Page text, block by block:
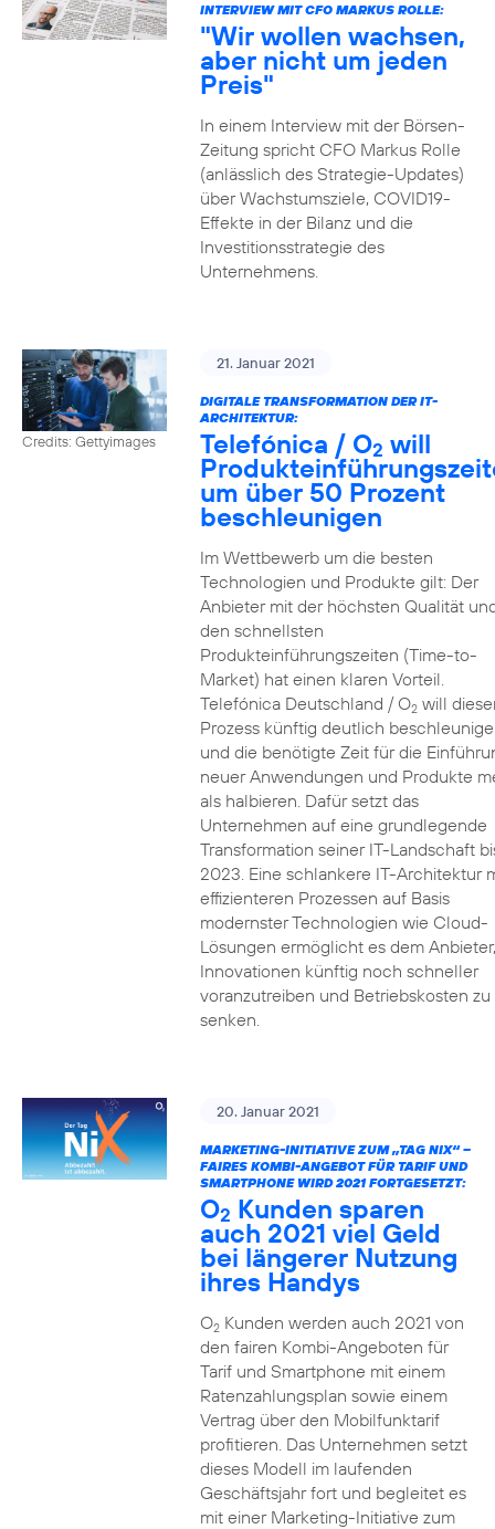
INTERVIEW MIT CFO MARKUS ROLLE:
"Wir wollen wachsen,
aber nicht um jeden
Preis"
In einem Interview mit der Börsen-
Zeitung spricht CFO Markus Rolle
(anlässlich des Strategie-Updates)
über Wachstumsziele, COVID19-
Effekte in der Bilanz und die
Investitionsstrategie des
Unternehmens.
Credits: Gettyimages
21. Januar 2021
DIGITALE TRANSFORMATION DER IT-
ARCHITEKTUR:
Telefónica / O2 will
um über 50 Prozent
beschleunigen
Im Wettbewerb um die besten
Technologien und Produkte gilt: Der
Anbieter mit der höchsten Qualität
den schnellsten
Produkteinführungszeiten (Time-to-
Market) hat einen klaren Vorteil.
Telefónica Deutschland / O2will
Prozess künftig deutlich
und die benötigte Zeit für die
neuer Anwendungen und Produkte
als halbieren. Dafür setzt das
Unternehmen auf eine grundlegende
Transformation seiner IT-Landschaft
2023. Eine schlankere IT-Architektur
effizienteren Prozessen auf Basis
modernster Technologien wie Cloud-
Lösungen ermöglicht es dem Anbieter,
Innovationen künftig noch schneller
voranzutreiben und Betriebskosten zu
senken.
20. Januar 2021
MARKETING-INITIATIVE ZUM „TAG NIX“ –
FAIRES KOMBI-ANGEBOT FÜR TARIF UND
SMARTPHONE WIRD 2021 FORTGESETZT:
O2 Kunden sparen
auch 2021 viel Geld
bei längerer Nutzung
ihres Handys
O2Kunden werden auch 2021 von
den fairen Kombi-Angeboten für
Tarif und Smartphone mit einem
Ratenzahlungsplan sowie einem
Vertrag über den Mobilfunktarif
profitieren. Das Unternehmen setzt
dieses Modell im laufenden
Geschäftsjahr fort und begleitet es
mit einer Marketing-Initiative zum